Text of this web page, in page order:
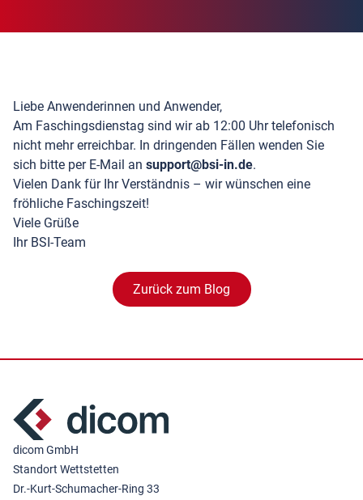
Liebe Anwenderinnen und Anwender,
Am Faschingsdienstag sind wir ab 12:00 Uhr telefonisch
nicht mehr erreichbar. In dringenden Fällen wenden Sie
sich bitte per E-Mail an support@bsi-in.de.
Vielen Dank für Ihr Verständnis – wir wünschen eine
fröhliche Faschingszeit!
Viele Grüße
Ihr BSI-Team
Zurück zum Blog
dicom GmbH
Standort Wettstetten
Dr.-Kurt-Schumacher-Ring 33